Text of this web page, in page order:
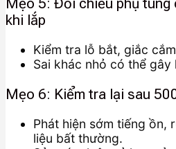
khi lắp
Kiểm tra lỗ bắt, giắc
Sai khác nhỏ có thể gây
Mẹo 6: Kiểm tra lại sau
Phát hiện sớm tiếng ồn,
liệu bất thường.